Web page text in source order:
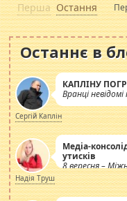
Перша Остання
Останнє в
КАПЛІНУ
Вранці
Сергій Каплін
Медіа-
утисків
8 вересня –
журналістів.
Надія Труш